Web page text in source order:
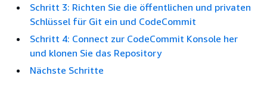
Schritt 3: Richten Sie die öffentlichen und privaten
Schlüssel für Git ein und CodeCommit
Schritt 4: Connect zur CodeCommit Konsole her
und klonen Sie das Repository
Nächste Schritte